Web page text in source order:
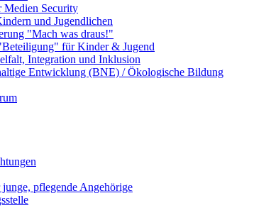
Medien Security
und Jugendlichen
"Mach was draus!"
für Kinder & Jugend
Integration und Inklusion
Entwicklung (BNE) / Ökologische Bildung
pflegende Angehörige